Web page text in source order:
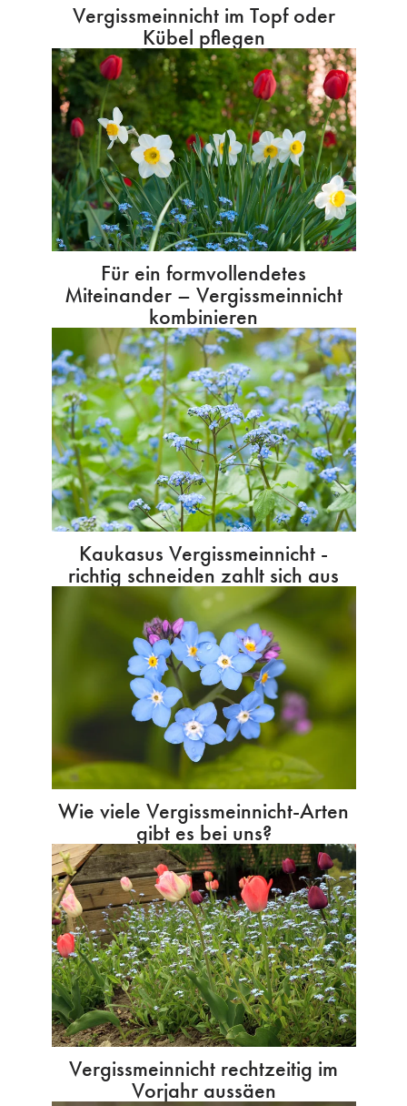
Vergissmeinnicht im Topf oder
Kübel pflegen
Für ein formvollendetes
Miteinander – Vergissmeinnicht
kombinieren
Kaukasus Vergissmeinnicht -
richtig schneiden zahlt sich aus
Wie viele Vergissmeinnicht-Arten
gibt es bei uns?
Vergissmeinnicht rechtzeitig im
Vorjahr aussäen